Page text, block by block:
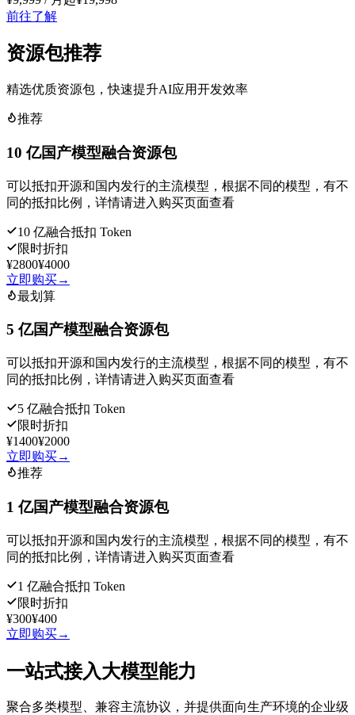
前往了解
资源包推荐
精选优质资源包，快速提升AI应用开发效率
推荐
10 亿国产模型融合资源包
可以抵扣开源和国内发行的主流模型，根据不同的模型，有不
同的抵扣比例，详情请进入购买页面查看
10 亿融合抵扣 Token
限时折扣
¥2800¥4000
立即购买→
最划算
5 亿国产模型融合资源包
可以抵扣开源和国内发行的主流模型，根据不同的模型，有不
同的抵扣比例，详情请进入购买页面查看
5 亿融合抵扣 Token
限时折扣
¥1400¥2000
立即购买→
推荐
1 亿国产模型融合资源包
可以抵扣开源和国内发行的主流模型，根据不同的模型，有不
同的抵扣比例，详情请进入购买页面查看
1 亿融合抵扣 Token
限时折扣
¥300¥400
立即购买→
一站式接入大模型能力
聚合多类模型、兼容主流协议，并提供面向生产环境的企业级